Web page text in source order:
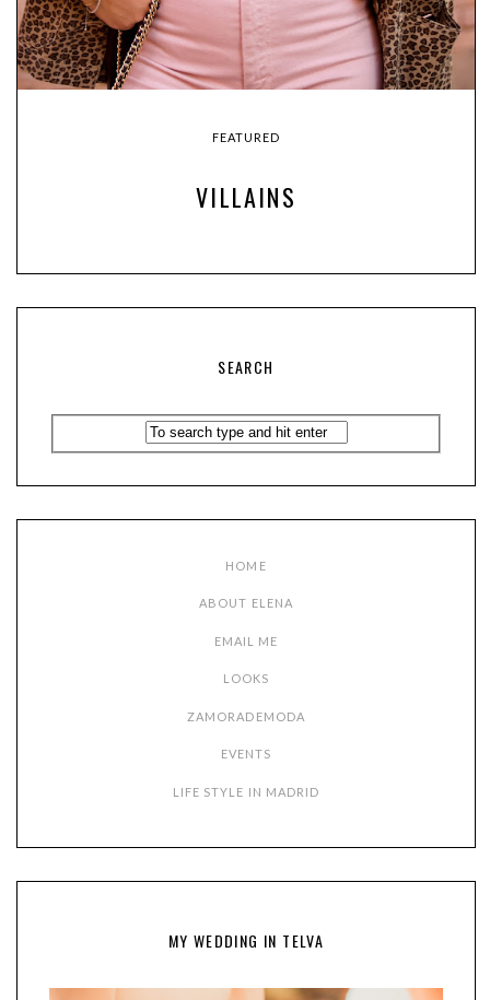
FEATURED
VILLAINS
SEARCH
HOME
ABOUT ELENA
EMAIL ME
LOOKS
ZAMORADEMODA
EVENTS
LIFE STYLE IN MADRID
MY WEDDING IN TELVA